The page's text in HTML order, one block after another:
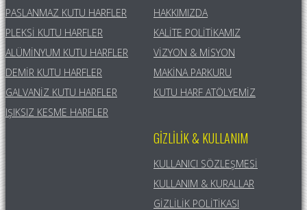
PASLANMAZ KUTU HARFLER
PLEKSI KUTU HARFLER
ALÜMINYUM KUTU HARFLER
DEMIR KUTU HARFLER
GALVANIZ KUTU HARFLER
IŞIKSIZ KESME HARFLER
HAKKIMIZDA
KALITE POLITIKAMIZ
VIZYON & MISYON
MAKINA PARKURU
KUTU HARF ATÖLYEMIZ
GIZLILIK & KULLANIM
KULLANICI SÖZLEŞMESI
KULLANIM & KURALLAR
GIZLILIK POLITIKASI